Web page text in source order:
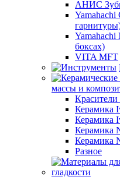
АНИС
боксах)
VITA MFT
массы и
Красители
Керамика
Керамика
Керамика
Керамика
Разное